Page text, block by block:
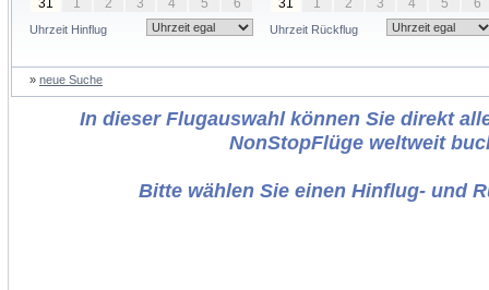
31
1 2 3 4 5 6
Uhrzeit Hinflug
31
1 2 3 4 5 6
Uhrzeit Rückflug
» neue Suche
In dieser Flugauswahl können Sie direkt
NonStopFlüge weltweit
Bitte wählen Sie einen Hinflug- und